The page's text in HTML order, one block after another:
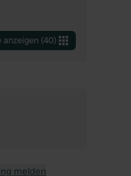
anzeigen (40)
melden